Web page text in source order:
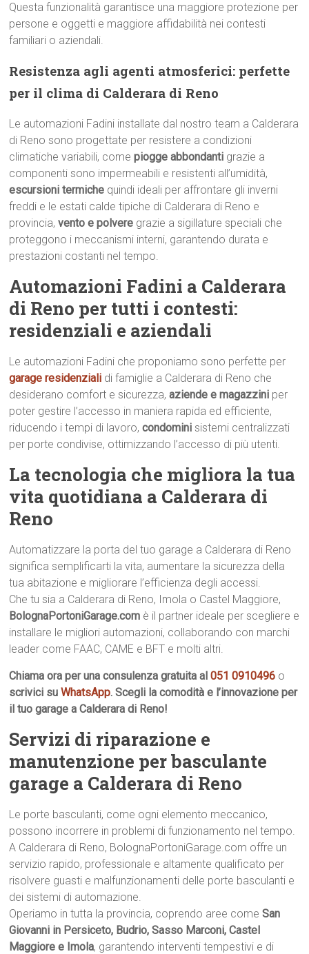
Questa funzionalità garantisce una maggiore protezione per
persone e oggetti e maggiore affidabilità nei contesti
familiari o aziendali.
Resistenza agli agenti atmosferici: perfette
per il clima di Calderara di Reno
Le automazioni Fadini installate dal nostro team a Calderara
di Reno sono progettate per resistere a condizioni
climatiche variabili, comepiogge abbondanti grazie a
componenti sono impermeabili e resistenti all’umidità,
escursioni termiche quindi ideali per affrontare gli inverni
freddi e le estati calde tipiche di Calderara di Reno e
provincia,vento e polvere grazie a sigillature speciali che
proteggono i meccanismi interni, garantendo durata e
prestazioni costanti nel tempo.
Automazioni Fadini a Calderara
di Reno per tutti i contesti:
residenziali e aziendali
Le automazioni Fadini che proponiamo sono perfette per
garage residenziali di famiglie a Calderara di Reno che
desiderano comfort e sicurezza,aziende e magazzini per
poter gestire l’accesso in maniera rapida ed efficiente,
riducendo i tempi di lavoro,condomini sistemi centralizzati
per porte condivise, ottimizzando l’accesso di più utenti.
La tecnologia che migliora la tua
vita quotidiana a Calderara di
Reno
Automatizzare la porta del tuo garage a Calderara di Reno
significa semplificarti la vita, aumentare la sicurezza della
tua abitazione e migliorare l’efficienza degli accessi.
Che tu sia a Calderara di Reno, Imola o Castel Maggiore,
BolognaPortoniGarage.com è il partner ideale per scegliere e
installare le migliori automazioni, collaborando con marchi
leader come FAAC, CAME e BFT e molti altri.
Chiama ora per una consulenza gratuita al051 0910496 o
scrivici suWhatsApp. Scegli la comodità e l’innovazione per
il tuo garage a Calderara di Reno!
Servizi di riparazione e
manutenzione per basculante
garage a Calderara di Reno
Le porte basculanti, come ogni elemento meccanico,
possono incorrere in problemi di funzionamento nel tempo.
A Calderara di Reno, BolognaPortoniGarage.com offre un
servizio rapido, professionale e altamente qualificato per
risolvere guasti e malfunzionamenti delle porte basculanti e
dei sistemi di automazione.
Operiamo in tutta la provincia, coprendo aree comeSan
Giovanni in Persiceto, Budrio, Sasso Marconi, Castel
Maggiore e Imola, garantendo interventi tempestivi e di